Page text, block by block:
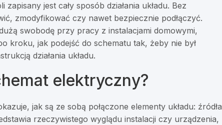
jest cały sposób działania układu. Bez
zmodyfikować czy nawet bezpiecznie podłączyć.
swobodę przy pracy z instalacjami domowymi,
kroku, jak podejść do schematu tak, żeby nie był
działania układu.
elektryczny?
jak są ze sobą połączone elementy układu: źródła
rzeczywistego wyglądu instalacji czy urządzenia,